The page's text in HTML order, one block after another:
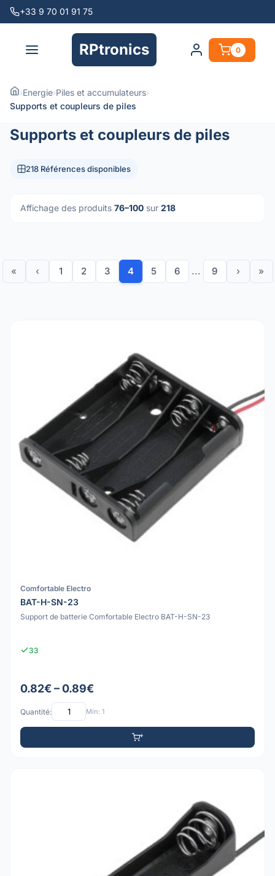
+33 9 70 01 91 75
RPtronics 0
›Energie›Piles et accumulateurs›
Supports et coupleurs de piles
Supports et coupleurs de piles
218 Références disponibles
Affichage des produits 76–100 sur 218
« ‹ 1 2 3 4 5 6 ... 9 › »
Comfortable Electro
BAT-H-SN-23
Support de batterie Comfortable Electro BAT-H-SN-23
33
0.82€ – 0.89€
Quantité: Min: 1